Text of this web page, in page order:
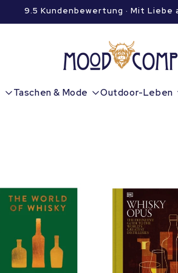
9.5 Kundenbewertung · Mit Liebe
Taschen & Mode Outdoor-Leben